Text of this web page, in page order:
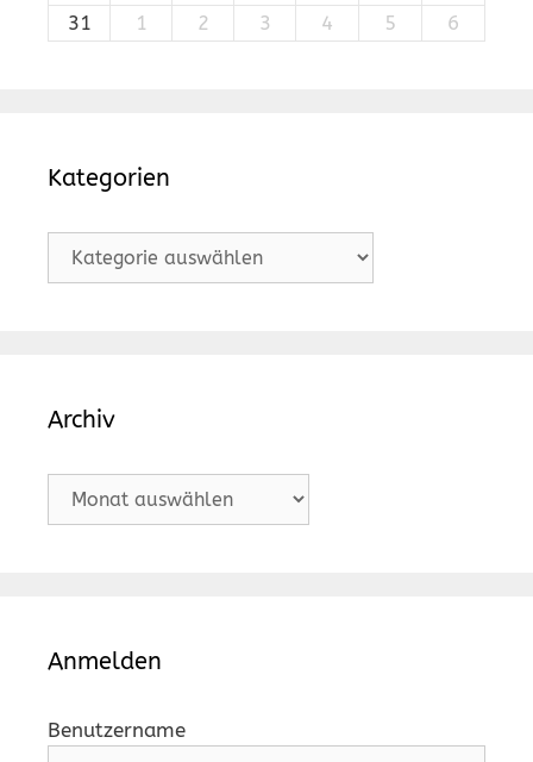
31
1 2 3 4 5 6
Kategorien
Kategorien
Archiv
Archiv
Anmelden
Benutzername